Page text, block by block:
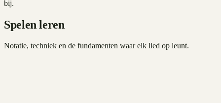
bij.
Spelen leren
Notatie, techniek en de fundamenten waar elk lied op leunt.